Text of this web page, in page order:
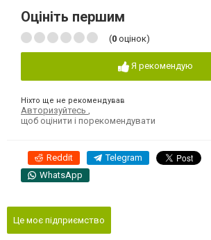
Оцініть першим
(0 оцінок)
Я рекомендую
Ніхто ще не рекомендував
Авторизуйтесь
щоб оцінити і порекомендувати
Reddit Telegram
WhatsApp
Це моє підприємство